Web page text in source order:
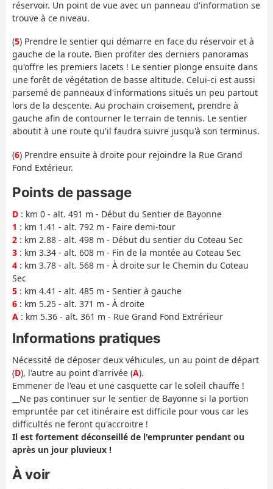
réservoir. Un point de vue avec un panneau d'information se
trouve à ce niveau.
(5) Prendre le sentier qui démarre en face du réservoir et à
gauche de la route. Bien profiter des derniers panoramas
qu'offre les premiers lacets ! Le sentier plonge ensuite dans
une forêt de végétation de basse altitude. Celui-ci est aussi
parsemé de panneaux d'informations situés un peu partout
lors de la descente. Au prochain croisement, prendre à
gauche afin de contourner le terrain de tennis. Le sentier
aboutit à une route qu'il faudra suivre jusqu'à son terminus.
(6) Prendre ensuite à droite pour rejoindre la Rue Grand
Fond Extérieur.
Points de passage
D : km 0 - alt. 491 m - Début du Sentier de Bayonne
1 : km 1.41 - alt. 792 m - Faire demi-tour
2 : km 2.88 - alt. 498 m - Début du sentier du Coteau Sec
3 : km 3.34 - alt. 608 m - Fin de la montée au Coteau Sec
4 : km 3.78 - alt. 568 m - À droite sur le Chemin du Coteau
Sec
5 : km 4.41 - alt. 485 m - Sentier à gauche
6 : km 5.25 - alt. 371 m - À droite
A : km 5.36 - alt. 361 m - Rue Grand Fond Extrérieur
Informations pratiques
Nécessité de déposer deux véhicules, un au point de départ
(D), l'autre au point d'arrivée (A).
Emmener de l'eau et une casquette car le soleil chauffe !
__Ne pas continuer sur le sentier de Bayonne si la portion
empruntée par cet itinéraire est difficile pour vous car les
difficultés ne feront qu'accroitre !
Il est fortement déconseillé de l'emprunter pendant ou
après un jour pluvieux !
À voir